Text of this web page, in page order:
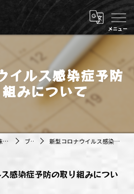
イルス感染症予防
みについて
埼玉のお好み焼きなら株式会社アジルカンパニー ブログ 新型コロナウイルス感染症予防の取り組みについて
感染症予防の取り組みについ